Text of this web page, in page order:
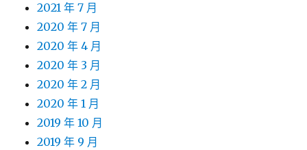
2021 年 7 月
2020 年 7 月
2020 年 4 月
2020 年 3 月
2020 年 2 月
2020 年 1 月
2019 年 10 月
2019 年 9 月